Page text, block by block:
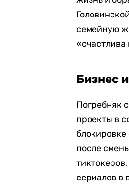
семейную
«счастлива
Бизнес
Погребняк
проекты в
после
сериалов в